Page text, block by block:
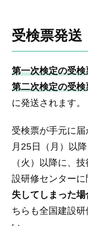
受検票発送
第一次検定の受
第二次検定の受
に発送されます。
受検票が手元に
月25日（月）以
（火）以降に、
設研修センター
失してしまった
ちらも全国建設